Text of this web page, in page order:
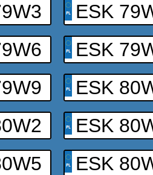
ESK
ESK
ESK
ESK
ESK